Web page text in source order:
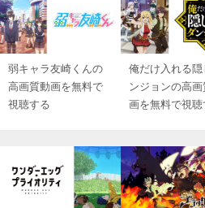
弱キャラ友崎くんの
高画質動画を無料で
視聴する
俺だけ入れる隠
ンジョンの高画
画を無料で視聴